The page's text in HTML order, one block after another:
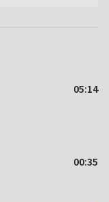
05:14
00:35